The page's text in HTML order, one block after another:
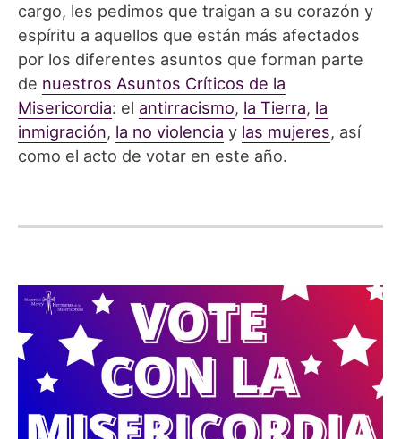
cargo, les pedimos que traigan a su corazón y
espíritu a aquellos que están más afectados
por los diferentes asuntos que forman parte
de nuestros Asuntos Críticos de la
Misericordia: el antirracismo, la Tierra, la
inmigración, la no violencia y las mujeres, así
como el acto de votar en este año.